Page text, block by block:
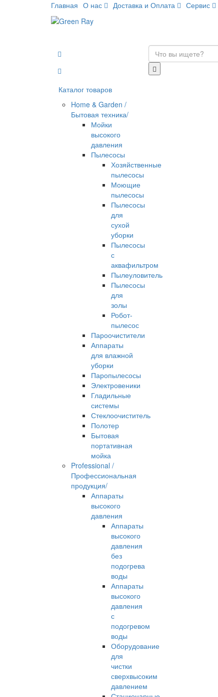
Главная О нас Доставка и Оплата Сервис
Каталог товаров
Home & Garden /
Бытовая техника/
Мойки
высокого
давления
Пылесосы
Хозяйственные
пылесосы
Моющие
пылесосы
Пылесосы
для
сухой
уборки
Пылесосы
с
аквафильтром
Пылеуловитель
Пылесосы
для
золы
Робот-
пылесос
Пароочистители
Аппараты
для влажной
уборки
Паропылесосы
Электровеники
Гладильные
системы
Стеклоочиститель
Полотер
Бытовая
портативная
мойка
Professional /
Профессиональная
продукция/
Аппараты
высокого
давления
Аппараты
высокого
давления
без
подогрева
воды
Аппараты
высокого
давления
с
подогревом
воды
Оборудование
для
чистки
сверхвысоким
давлением